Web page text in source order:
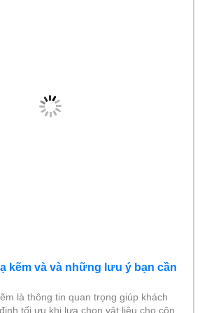
kẽm và và những lưu ý bạn cần
là thông tin quan trọng giúp khách
tối ưu khi lựa chọn vật liệu cho công